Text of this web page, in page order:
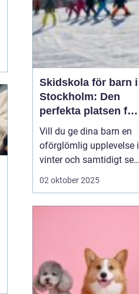
Skidskola för barn i
Stockholm: Den
perfekta platsen för
små blivande
skidåkare
Vill du ge dina barn en
oförglömlig upplevelse i
vinter och samtidigt se
dem utvecklas på
erbjuder många
möjligheter f&o...
02 oktober 2025